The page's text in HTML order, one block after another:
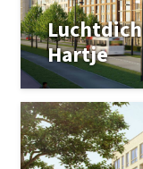
Hartje